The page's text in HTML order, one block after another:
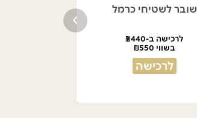
שובר לשטיחי כרמל
לרכישה ב-₪440
בשווי ₪550
לרכישה